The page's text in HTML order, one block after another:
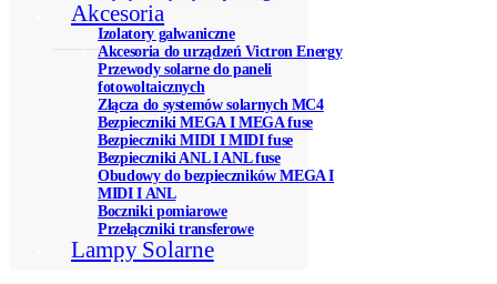
Akcesoria
Izolatory galwaniczne
Akcesoria do urządzeń Victron Energy
Przewody solarne do paneli
fotowoltaicznych
Złącza do systemów solarnych MC4
Bezpieczniki MEGA I MEGA fuse
Bezpieczniki MIDI I MIDI fuse
Bezpieczniki ANL I ANL fuse
Obudowy do bezpieczników MEGA I
MIDI I ANL
Boczniki pomiarowe
Przełączniki transferowe
Lampy Solarne